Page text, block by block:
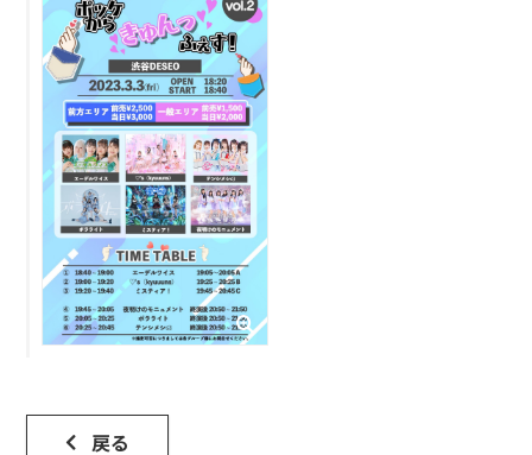
CONTACT
FANLETTER
SHOP
COMPANY
戻る